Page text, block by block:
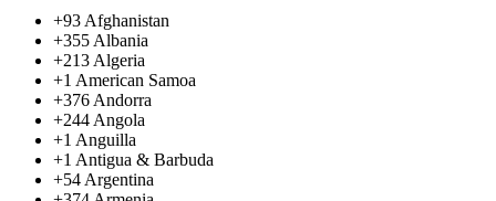
+93 Afghanistan
+355 Albania
+213 Algeria
+1 American Samoa
+376 Andorra
+244 Angola
+1 Anguilla
+1 Antigua & Barbuda
+54 Argentina